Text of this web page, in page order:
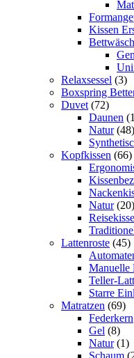
Kissen
Relaxsessel (3)
Boxspring
Duvet (72)
Daunen
Natur (48)
Kopfkissen (66)
Natur (20)
Lattenroste (45)
Manuelle
Teller-
Starre
Matratzen (69)
Federkern
Gel (8)
Natur (1)
Schaum